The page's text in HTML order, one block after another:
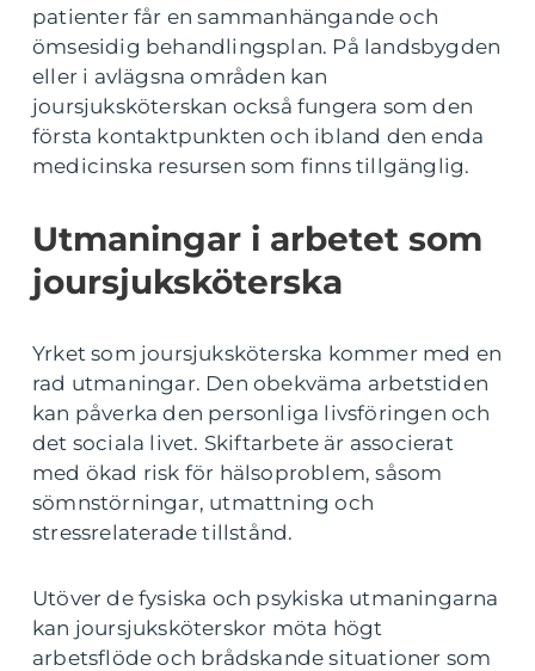
patienter får en sammanhängande och
ömsesidig behandlingsplan. På landsbygden
eller i avlägsna områden kan
joursjuksköterskan också fungera som den
första kontaktpunkten och ibland den enda
medicinska resursen som finns tillgänglig.
Utmaningar i arbetet som
joursjuksköterska
Yrket som joursjuksköterska kommer med en
rad utmaningar. Den obekväma arbetstiden
kan påverka den personliga livsföringen och
det sociala livet. Skiftarbete är associerat
med ökad risk för hälsoproblem, såsom
sömnstörningar, utmattning och
stressrelaterade tillstånd.
Utöver de fysiska och psykiska utmaningarna
kan joursjuksköterskor möta högt
arbetsflöde och brådskande situationer som